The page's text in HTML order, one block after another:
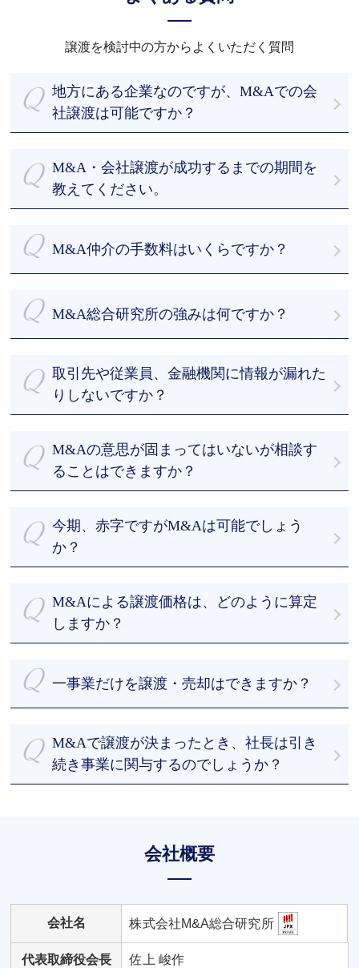
譲渡を検討中の方からよくいただく質問
地方にある企業なのですが、M&Aでの会
社譲渡は可能ですか？
します。今までM&A仲介をさせていただいた会社様
の多くは地方の会社様です。
M&A・会社譲渡が成功するまでの期間を
教えてください。
まずは当社のデータベースから約500 - 1000社程度
に絞って選定し、買い手先を探索します。早ければ
初回相談から１か月以内に面談を実施し、デューデ
導きます。
をなくして、M&Aにかかる期間を短縮することがで
きます。
が聞かれます。M&A総合研究所では、お客様目線で
成果にコミットします。
M&A仲介の手数料はいくらですか？
ついて完全成功報酬制を採用しております。
着手金・中間報酬を一切頂きません。詳細は「料金
体系」をご参照ください。
M&A総合研究所の強みは何ですか？
・M&A支援の実績が豊富
・最短43日のスピード成約
・経験豊富なM&Aアドバイザーのフルサポート
M&A総研はM&Aを専門とするアドバイザーが、丁寧
かつ真摯的にM&Aの交渉をさせていただきます。
取引先や従業員、金融機関に情報が漏れた
りしないですか？
徹底した安全管理に努めています。
また、買手候補に提案する際も、提案する候補先を
絞り、NDA（秘密保持契約）を結んだ上でなければ
依頼（いわゆる非専任契約）すると情報漏洩が起こ
るリスクが高まります。情報漏洩を防ぐため、一社
のみに仲介を依頼する専任契約をおすすめします。
M&Aの意思が固まってはいないが相談す
ることはできますか？
案を一緒に探しましょう。情報を収集したいといっ
たご相談も喜んで承ります。
今期、赤字ですがM&Aは可能でしょう
か？
料ですので、まずはご相談ください。
M&Aによる譲渡価格は、どのように算定
しますか？
形資産やノウハウも加味した上で企業価値算定を行
います。
その結果をもとにしつつ、オーナー経営者様のご意
一事業だけを譲渡・売却はできますか？
で、まずはご相談ください。
M&Aで譲渡が決まったとき、社長は引き
続き事業に関与するのでしょうか？
会社概要
会社名 株式会社M&A総合研究所
代表取締役会長 佐上 峻作